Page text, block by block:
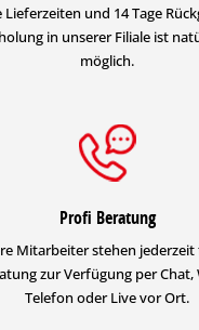
Lieferzeiten und 14 Tage
in unserer Filiale ist
möglich.
Profi Beratung
Mitarbeiter stehen
zur Verfügung per Chat,
Telefon oder Live vor Ort.